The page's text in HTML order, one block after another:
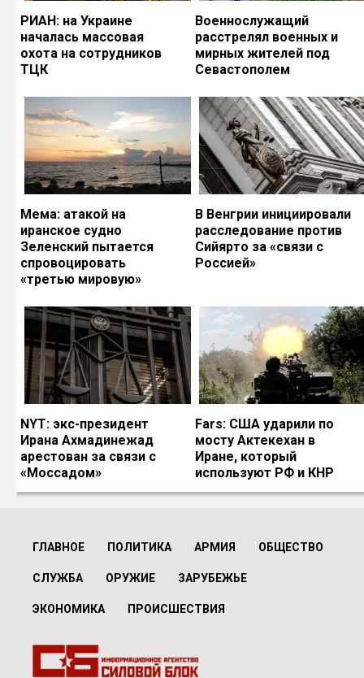
РИАН: на Украине
началась массовая
охота на сотрудников
ТЦК
Военнослужащий
расстрелял военных и
мирных жителей под
Севастополем
Мема: атакой на
иранское судно
Зеленский пытается
спровоцировать
«третью мировую»
В Венгрии инициировали
расследование против
Сийярто за «связи с
Россией»
NYT: экс-президент
Ирана Ахмадинежад
арестован за связи с
«Моссадом»
Fars: США ударили по
мосту Актекехан в
Иране, который
используют РФ и КНР
ГЛАВНОЕ ПОЛИТИКА АРМИЯ ОБЩЕСТВО
СЛУЖБА ОРУЖИЕ ЗАРУБЕЖЬЕ
ЭКОНОМИКА ПРОИСШЕСТВИЯ